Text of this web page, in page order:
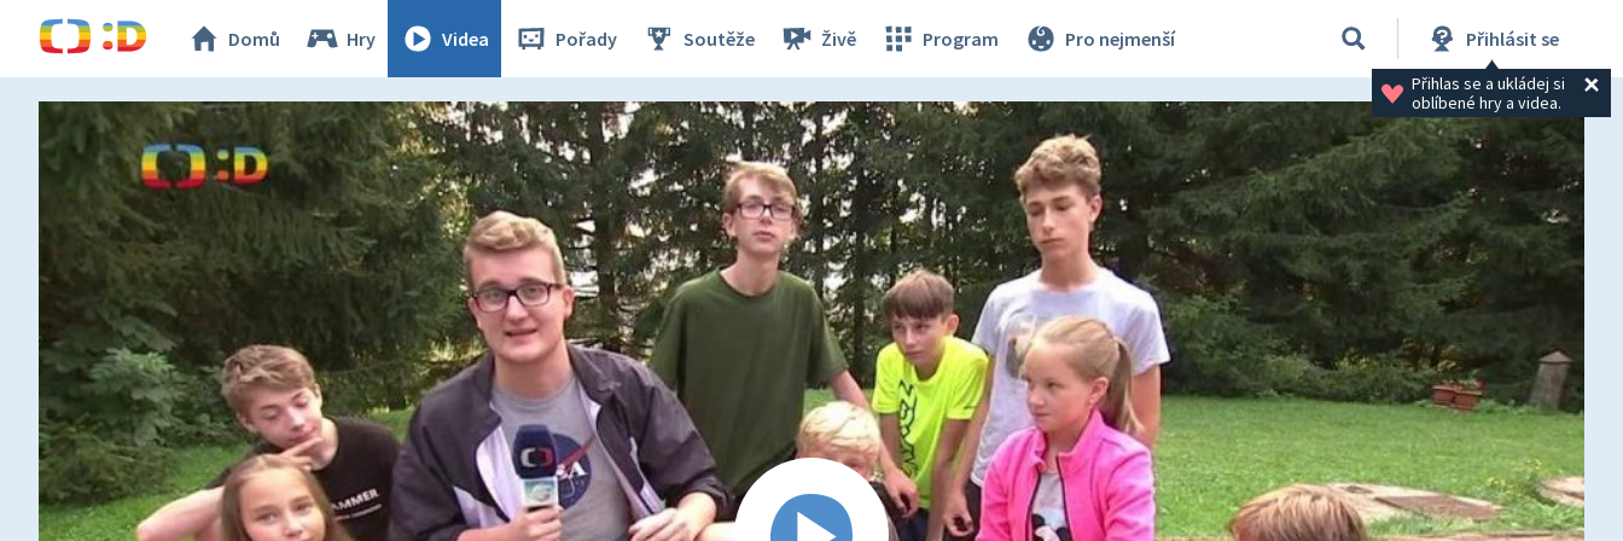
Domů Hry Videa Pořady Soutěže Živě Program Pro nejmenší Přihlásit se
Přihlas se a ukládej si
oblíbené hry a videa.